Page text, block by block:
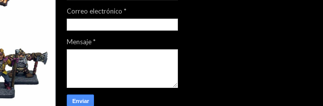
Correo electrónico *
Mensaje*